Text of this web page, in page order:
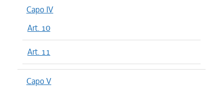
Capo IV
Art. 10
Art. 11
Capo V